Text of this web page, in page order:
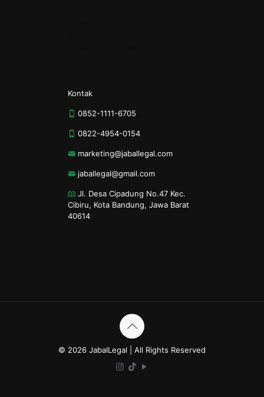
Kontak
0852-1111-6705
0822-4954-0154
marketing@jaballegal.com
jaballegal@gmail.com
Jl. Desa Cipadung No.47 Kec.
Cibiru, Kota Bandung, Jawa Barat
40614
© 2026 JabalLegal | All Rights Reserved